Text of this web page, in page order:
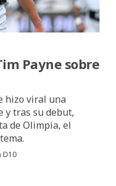
Payne sobre
hizo viral una
y tras su debut,
de Olimpia, el
D10